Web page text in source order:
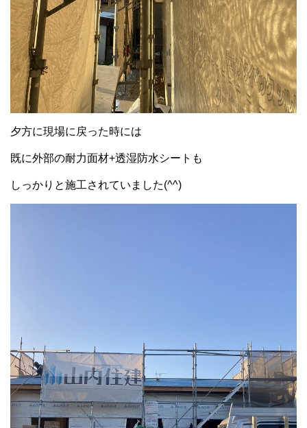
夕方に現場に戻った時には
既に外部の耐力面材+透湿防水シートも
しっかりと施工されていました(^^)